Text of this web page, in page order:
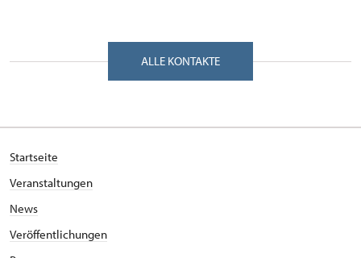
ALLE KONTAKTE
Startseite
Veranstaltungen
News
Veröffentlichungen